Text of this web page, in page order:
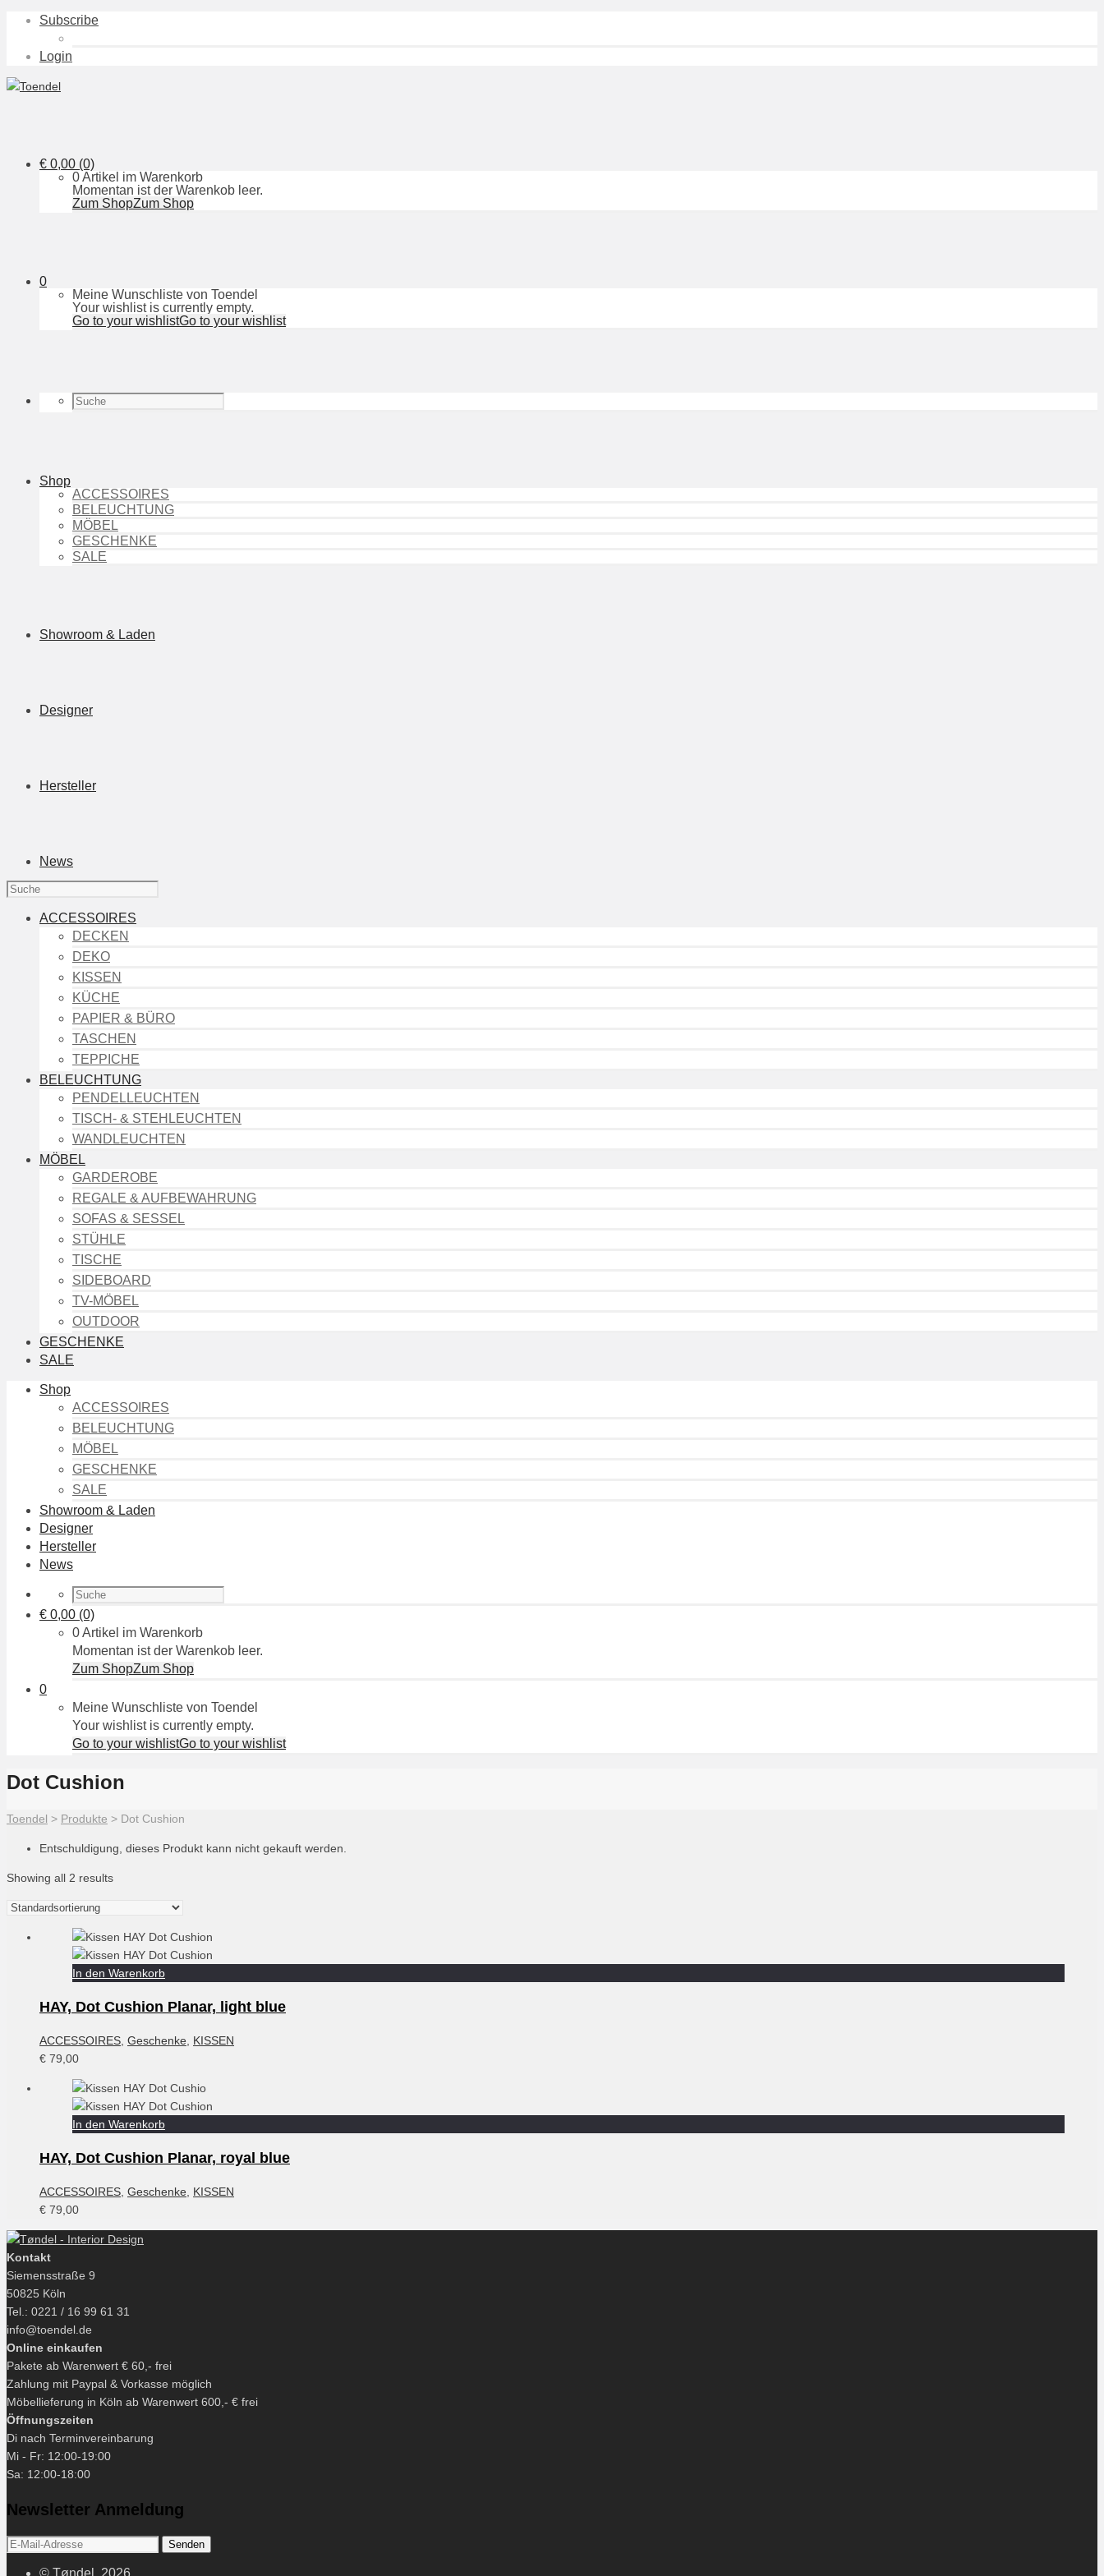
Subscribe
Login
€ 0,00 (0)
0 Artikel im Warenkorb
Momentan ist der Warenkob leer.
Zum ShopZum Shop
0
Meine Wunschliste von Toendel
Your wishlist is currently empty.
Go to your wishlistGo to your wishlist
Shop
ACCESSOIRES
BELEUCHTUNG
MÖBEL
GESCHENKE
SALE
Showroom & Laden
Designer
Hersteller
News
ACCESSOIRES
DECKEN
DEKO
KISSEN
KÜCHE
PAPIER & BÜRO
TASCHEN
TEPPICHE
BELEUCHTUNG
PENDELLEUCHTEN
TISCH- & STEHLEUCHTEN
WANDLEUCHTEN
MÖBEL
GARDEROBE
REGALE & AUFBEWAHRUNG
SOFAS & SESSEL
STÜHLE
TISCHE
SIDEBOARD
TV-MÖBEL
OUTDOOR
GESCHENKE
SALE
Shop
ACCESSOIRES
BELEUCHTUNG
MÖBEL
GESCHENKE
SALE
Showroom & Laden
Designer
Hersteller
News
€ 0,00 (0)
0 Artikel im Warenkorb
Momentan ist der Warenkob leer.
Zum ShopZum Shop
0
Meine Wunschliste von Toendel
Your wishlist is currently empty.
Go to your wishlistGo to your wishlist
Dot Cushion
Toendel > Produkte > Dot Cushion
Entschuldigung, dieses Produkt kann nicht gekauft werden.
Showing all 2 results
In den Warenkorb
HAY, Dot Cushion Planar, light blue
ACCESSOIRES Geschenke KISSEN
€ 79,00
In den Warenkorb
HAY, Dot Cushion Planar, royal blue
ACCESSOIRES Geschenke KISSEN
€ 79,00
Kontakt
Siemensstraße 9
50825 Köln
Tel.: 0221 / 16 99 61 31
info@toendel.de
Online einkaufen
Pakete ab Warenwert € 60,- frei
Zahlung mit Paypal & Vorkasse möglich
Möbellieferung in Köln ab Warenwert 600,- € frei
Öffnungszeiten
Di nach Terminvereinbarung
Mi - Fr: 12:00-19:00
Sa: 12:00-18:00
Newsletter Anmeldung